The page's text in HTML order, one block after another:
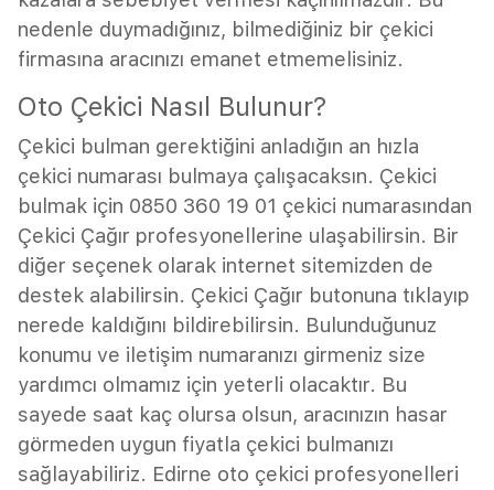
nedenle duymadığınız, bilmediğiniz bir çekici
firmasına aracınızı emanet etmemelisiniz.
Oto Çekici Nasıl Bulunur?
Çekici bulman gerektiğini anladığın an hızla
çekici numarası bulmaya çalışacaksın. Çekici
bulmak için 0850 360 19 01 çekici numarasından
Çekici Çağır profesyonellerine ulaşabilirsin. Bir
diğer seçenek olarak internet sitemizden de
destek alabilirsin. Çekici Çağır butonuna tıklayıp
nerede kaldığını bildirebilirsin. Bulunduğunuz
konumu ve iletişim numaranızı girmeniz size
yardımcı olmamız için yeterli olacaktır. Bu
sayede saat kaç olursa olsun, aracınızın hasar
görmeden uygun fiyatla çekici bulmanızı
sağlayabiliriz. Edirne oto çekici profesyonelleri